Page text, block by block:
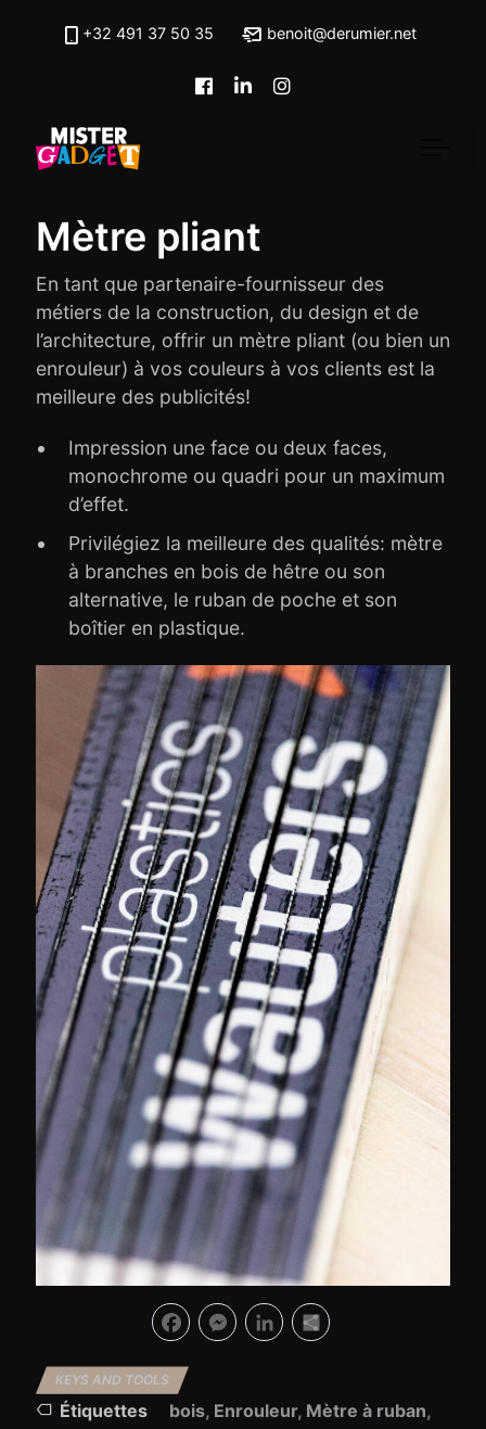
Skip to main content
+32 491 37 50 35 benoit@derumier.net
Mètre pliant
En tant que partenaire-fournisseur des
métiers de la construction, du design et de
l’architecture, offrir un mètre pliant (ou bien un
enrouleur) à vos couleurs à vos clients est la
meilleure des publicités!
Impression une face ou deux faces,
monochrome ou quadri pour un maximum
d’effet.
Privilégiez la meilleure des qualités: mètre
à branches en bois de hêtre ou son
alternative, le ruban de poche et son
boîtier en plastique.
Facebook
Messenger
KEYS AND TOOLS
Étiquettes bois, Enrouleur, Mètre à ruban,